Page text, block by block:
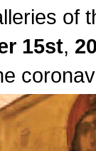
of
15st,